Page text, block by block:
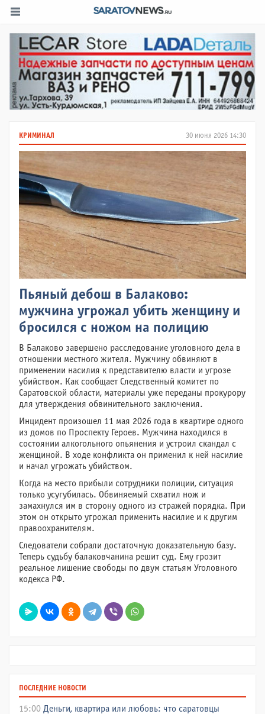
30 июня 2026 14:30
КРИМИНАЛ
Пьяный дебош в Балаково:
мужчина угрожал убить женщину и
бросился с ножом на полицию
В Балаково завершено расследование уголовного дела в
отношении местного жителя. Мужчину обвиняют в
применении насилия к представителю власти и угрозе
убийством. Как сообщает Следственный комитет по
Саратовской области, материалы уже переданы прокурору
для утверждения обвинительного заключения.
Инцидент произошел 11 мая 2026 года в квартире одного
из домов по Проспекту Героев. Мужчина находился в
состоянии алкогольного опьянения и устроил скандал с
женщиной. В ходе конфликта он применил к ней насилие
и начал угрожать убийством.
Когда на место прибыли сотрудники полиции, ситуация
только усугубилась. Обвиняемый схватил нож и
замахнулся им в сторону одного из стражей порядка. При
этом он открыто угрожал применить насилие и к другим
правоохранителям.
Следователи собрали достаточную доказательную базу.
Теперь судьбу балаковчанина решит суд. Ему грозит
реальное лишение свободы по двум статьям Уголовного
кодекса РФ.
ПОСЛЕДНИЕ НОВОСТИ
15:00 Деньги, квартира или любовь: что саратовцы